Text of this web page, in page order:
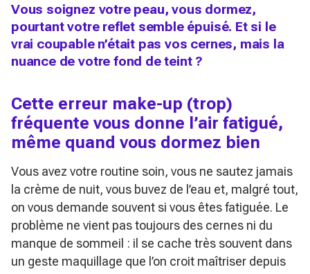
Vous soignez votre peau, vous dormez,
pourtant votre reflet semble épuisé. Et si le
vrai coupable n’était pas vos cernes, mais la
nuance de votre fond de teint ?
Cette erreur make-up (trop)
fréquente vous donne l’air fatigué,
même quand vous dormez bien
Vous avez votre routine soin, vous ne sautez jamais
la crème de nuit, vous buvez de l’eau et, malgré tout,
on vous demande souvent si vous êtes fatiguée. Le
problème ne vient pas toujours des cernes ni du
manque de sommeil : il se cache très souvent dans
un geste maquillage que l’on croit maîtriser depuis